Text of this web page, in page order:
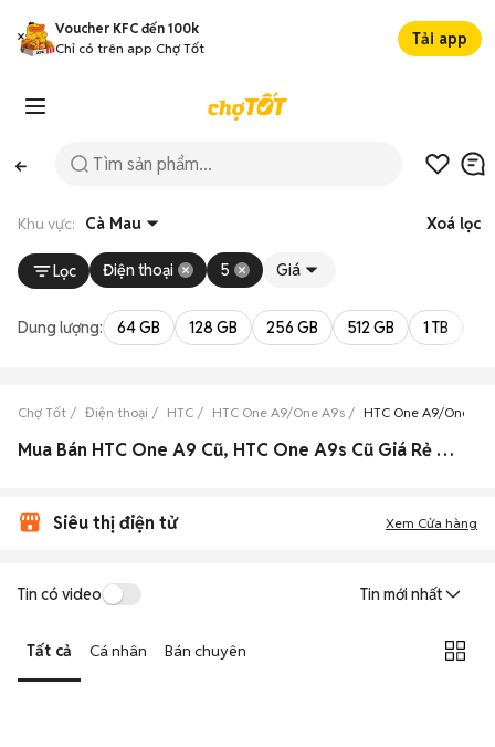
Voucher KFC đến 100k
Chỉ có trên app Chợ Tốt
Tải app
Khu vực: Cà Mau Xoá lọc
Lọc Điện thoại 5 Giá
Dung lượng: 64 GB 128 GB 256 GB 512 GB 1 TB
Chợ Tốt Điện thoại HTC HTC One A9/One A9s HTC One A9/One
Mua Bán HTC One A9 Cũ, HTC One A9s Cũ Giá Rẻ Tại Cà Mau
Siêu thị điện tử Xem Cửa hàng
Tin có video Tin mới nhất
Tất cả Cá nhân Bán chuyên